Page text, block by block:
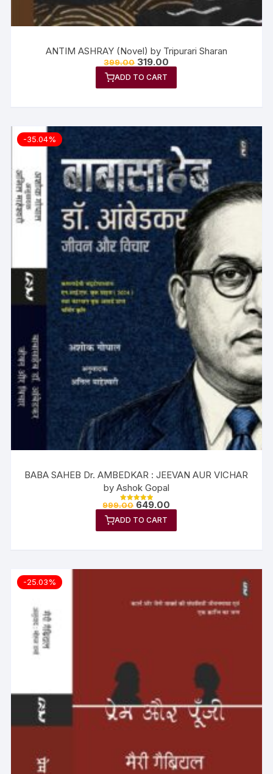
ANTIM ASHRAY (Novel) by Tripurari Sharan
399.00 319.00
ADD TO CART
-35.04%
BABA SAHEB Dr. AMBEDKAR : JEEVAN AUR VICHAR
by Ashok Gopal
Rated
out of 5
999.00 649.00
ADD TO CART
-25.03%